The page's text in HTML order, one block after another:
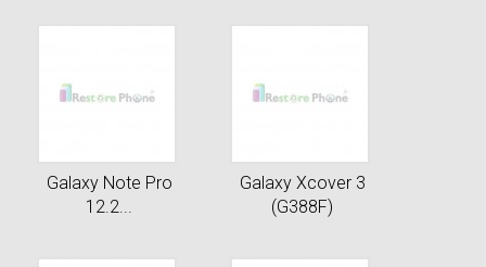
Galaxy Note Pro
12.2...
Galaxy Xcover 3
(G388F)